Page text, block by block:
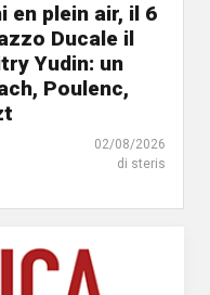
en plein air, il 6
Ducale il
Yudin: un
Poulenc,
02/08/2026
di steris